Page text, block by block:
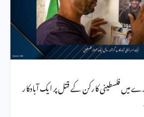
میں فلسطینی کارکن کے قتل پر ایک آبادکار